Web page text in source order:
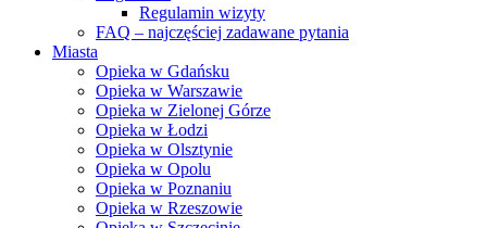
Regulamin wizyty
FAQ – najczęściej zadawane pytania
Miasta
Opieka w Gdańsku
Opieka w Warszawie
Opieka w Zielonej Górze
Opieka w Łodzi
Opieka w Olsztynie
Opieka w Opolu
Opieka w Poznaniu
Opieka w Rzeszowie